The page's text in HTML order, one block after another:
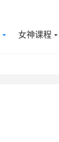
女神课程